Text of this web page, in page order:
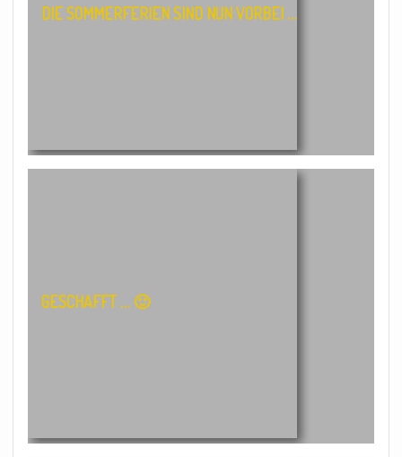
DIE SOMMERFERIEN SIND NUN VORBEI …
GESCHAFFT … 🙂